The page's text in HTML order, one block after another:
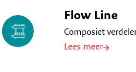
Flow Line
Composiet
Lees meer